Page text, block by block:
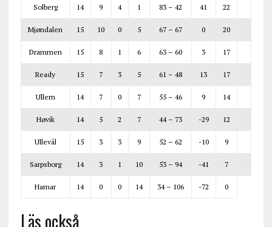
Solberg 14 9 4 1 83 – 42 41 22
Mjøndalen 15 10 0 5 67 – 67 0 20
Drammen 15 8 1 6 63 – 60 3 17
Ready 15 7 3 5 61 – 48 13 17
Ullern 14 7 0 7 55 – 46 9 14
Høvik 14 5 2 7 44 – 73 -29 12
Ullevål 15 3 3 9 52 – 62 -10 9
Sarpsborg 14 3 1 10 53 – 94 -41 7
Hamar 14 0 0 14 34 – 106 -72 0
Läs också